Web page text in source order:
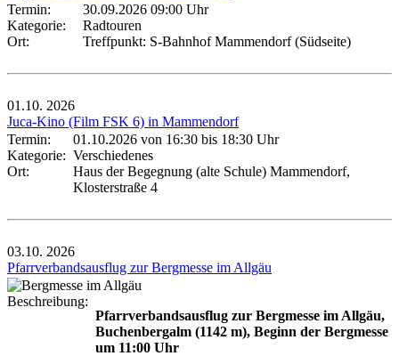
Termin:
30.09.2026 09:00 Uhr
Kategorie:
Radtouren
Ort:
Treffpunkt: S-Bahnhof Mammendorf (Südseite)
01.10. 2026
Juca-Kino (Film FSK 6) in Mammendorf
Termin:
01.10.2026 von 16:30 bis 18:30 Uhr
Kategorie: Verschiedenes
Ort:
Haus der Begegnung (alte Schule) Mammendorf,
Klosterstraße 4
03.10. 2026
Pfarrverbandsausflug zur Bergmesse im Allgäu
Beschreibung:
Pfarrverbandsausflug zur Bergmesse im Allgäu,
Buchenbergalm (1142 m), Beginn der Bergmesse
um 11:00 Uhr